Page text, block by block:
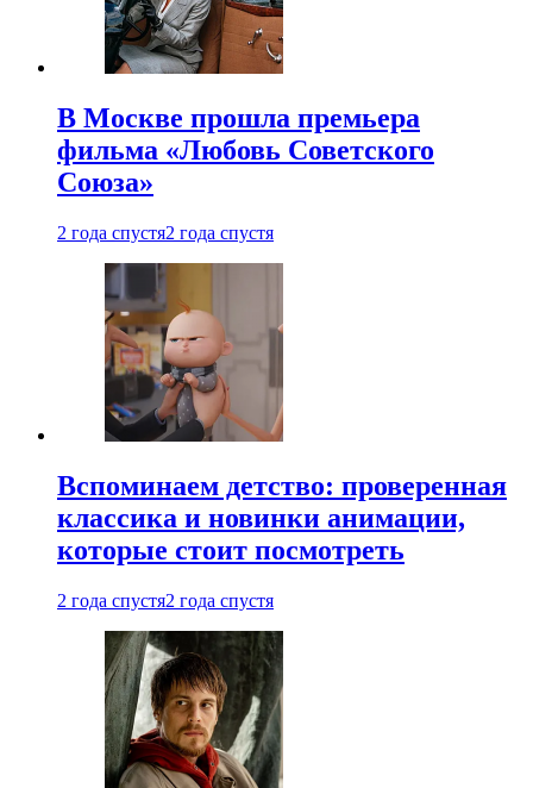
В Москве прошла премьера
фильма «Любовь Советского
Союза»
2 года спустя2 года спустя
Вспоминаем детство: проверенная
классика и новинки анимации,
которые стоит посмотреть
2 года спустя2 года спустя